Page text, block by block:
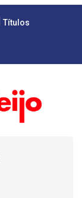
Títulos